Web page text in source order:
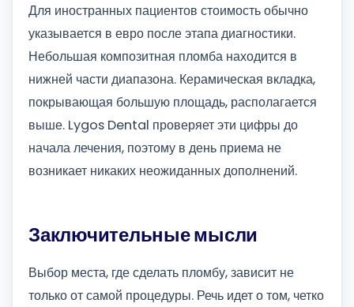
Для иностранных пациентов стоимость обычно
указывается в евро после этапа диагностики.
Небольшая композитная пломба находится в
нижней части диапазона. Керамическая вкладка,
покрывающая большую площадь, располагается
выше. Lygos Dental проверяет эти цифры до
начала лечения, поэтому в день приема не
возникает никаких неожиданных дополнений.
Заключительные мысли
Выбор места, где сделать пломбу, зависит не
только от самой процедуры. Речь идет о том, четко